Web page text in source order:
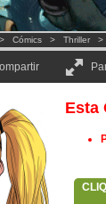
Cómics > Thriller >
Esta